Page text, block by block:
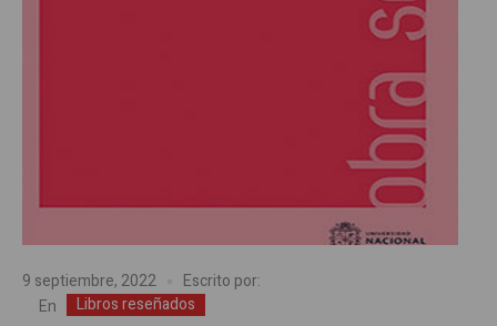
9 septiembre, 2022
Escrito por:
En
Libros reseñados